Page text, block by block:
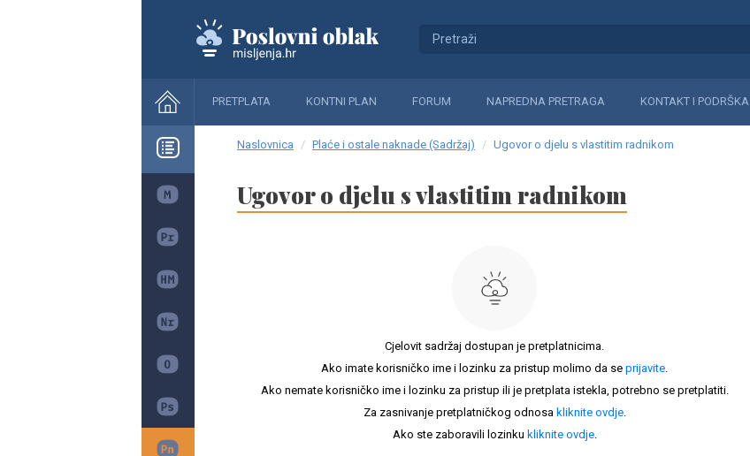
PRETPLATA KONTNI PLAN FORUM NAPREDNA PRETRAGA KONTAKT I PODRŠKA
Naslovnica Plaće i ostale naknade (Sadržaj) Ugovor o djelu s vlastitim radnikom
Ugovor o djelu s vlastitim radnikom
Cjelovit sadržaj dostupan je pretplatnicima.
Ako imate korisničko ime i lozinku za pristup molimo da se prijavite.
Ako nemate korisničko ime i lozinku za pristup ili je pretplata istekla, potrebno se pretplatiti.
Za zasnivanje pretplatničkog odnosa kliknite ovdje.
Ako ste zaboravili lozinku kliknite ovdje.